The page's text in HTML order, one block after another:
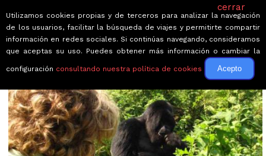
← Volver a Circuitos por Uganda
cerrar
Utilizamos cookies propias y de terceros para analizar la navegación
de los usuarios, facilitar la búsqueda de viajes y permitirte compartir
información en redes sociales. Si continúas navegando, consideramos
que aceptas su uso. Puedes obtener más información o cambiar la
configuración consultando nuestra política de cookies Acepto